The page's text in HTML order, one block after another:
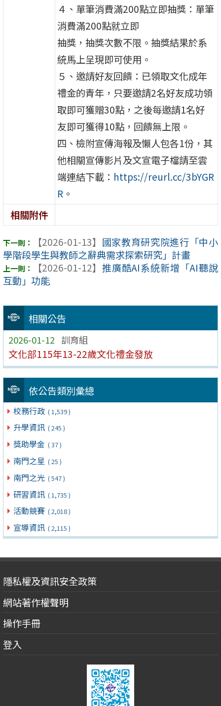
相關公告
2026-01-12 訓育組
文化部115年13-22歲文化禮金發放
依公告類別彙總
校務行政 ( 1,539 )
升學資訊 ( 245 )
獎助學金 ( 37 )
南門之星 ( 25 )
南門之光 ( 547 )
研習資訊 ( 1,735 )
活動競賽 ( 2,018 )
宣導資訊 ( 2,115 )
４、單筆消費滿200點立即抽獎：單筆
消費滿200點就立即
抽獎，抽獎次數不限。抽獎結果於系
統馬上呈現即可使用。
５、邀請好友回饋：已領取文化成年
禮金的青年，只要邀請2名好友成功領
取即可獲贈30點，之後每邀請1名好
友即可獲得10點，回饋無上限。
四、檢附宣傳海報及懶人包各1份，其
他相關宣傳影片及文宣電子檔請至雲
端連結下載： https://reurl.cc/3bYGR
R 。
相關附件
【2026-01-13】 國家教育研究院進行「中小
學階段學生與教師之辭典需求探索研究」計畫
【2026-01-12】 推廣酷AI系統新增「AI聽說
互動」功能
隱私權及資訊安全政策
網站著作權聲明
操作手冊
登入